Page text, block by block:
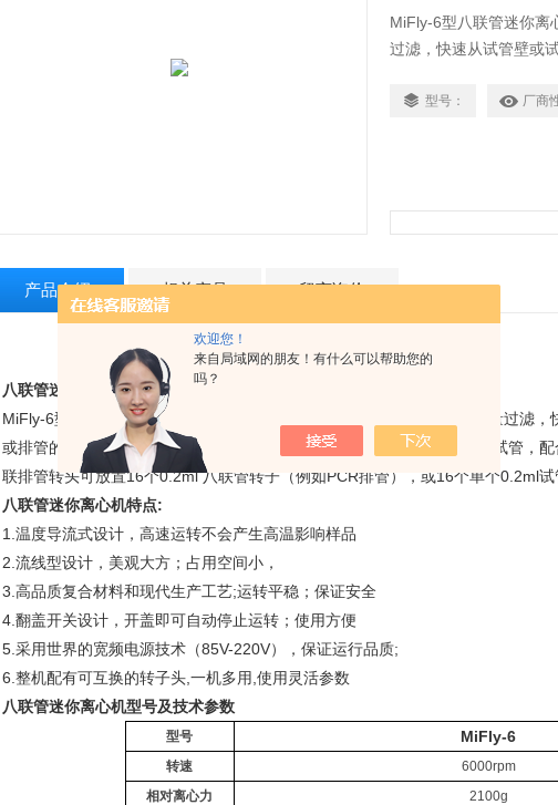
欢迎您！
来自局域网的朋友！有什么可以帮助您的
吗？
MiFly-6型八联管迷你离
过滤，快速从试管壁或
配的套管可适用于
型号： 厂商
产品介绍 相关产品 留言询价
八联管迷你离心机简介
MiFly-6型八联管迷你离心机（微型离心机，微量离心机）特别适用于微量过滤
或排管的慢速离心。该款离心机配备了四种转子。角转子可放置6×1.5ml试管，
联排管转头可放置16个0.2ml 八联管转子（例如PCR排管），或16个单个0.2ml
八联管迷你离心机特点:
1. 温度导流式设计，高速运转不会产生高温影响样品
2. 流线型设计，美观大方；占用空间小，
3. 高品质复合材料和现代生产工艺;运转平稳；保证安全
4. 翻盖开关设计，开盖即可自动停止运转；使用方便
5. 采用世界的宽频电源技术（85V-220V），保证运行品质;
6. 整机配有可互换的转子头,一机多用,使用灵活参数
八联管迷你离心机型号及技术参数
型号 MiFly-6
转速
6000rpm
相对离心力
2100g